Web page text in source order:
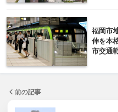
福岡市
伸を本
市交通
前の記事